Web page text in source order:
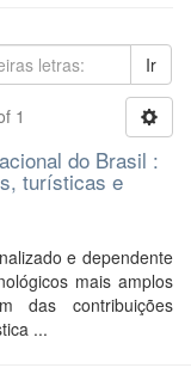
Ir
1
do Brasil :
turísticas e
e dependente
mais amplos
das contribuições
...